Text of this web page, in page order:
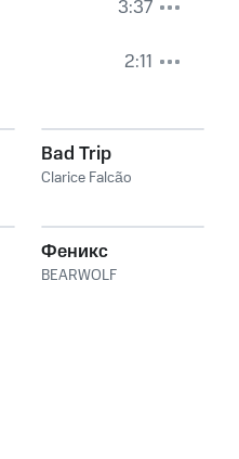
3:37
2:11
Bad Trip
Clarice Falcão
Феникс
BEARWOLF